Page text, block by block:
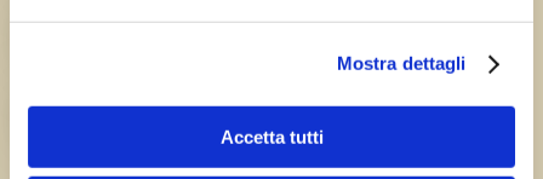
Mostra dettagli
Accetta tutti